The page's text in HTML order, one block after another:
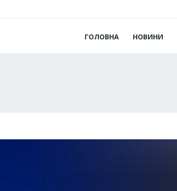
ГОЛОВНА НОВИНИ